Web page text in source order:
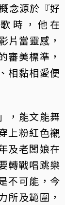
念源於『好
時，他在
片當靈感，
審美標準，
相黏相愛便
，能文能舞
上粉紅色襯
及老闆娘在
轉戰唱跳樂
不可能，今
所及範圍，